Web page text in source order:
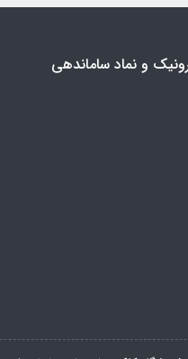
و نماد ساماندهی